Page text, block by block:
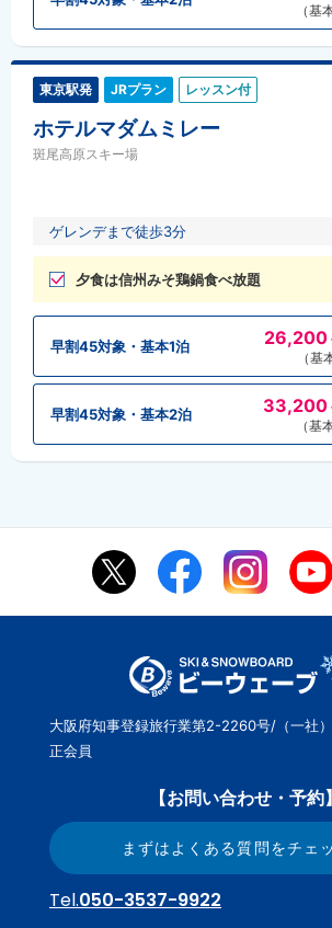
（基
東京駅発 JRプラン レッスン付
ホテルマダムミレー
斑尾高原スキー場
ゲレンデまで徒歩3分
夕食は信州みそ鶏鍋食べ放題
早割45対象・基本1泊
（基
早割45対象・基本2泊 33,200
（基
大阪府知事登録旅行業第2-2260号/（一社
正会員
【お問い合わせ・予約】
まずはよくある質問をチェ
Tel.050-3537-9922